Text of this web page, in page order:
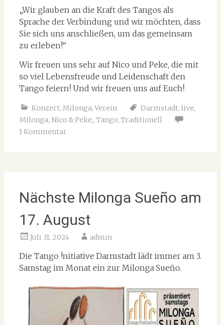
„Wir glauben an die Kraft des Tangos als
Sprache der Verbindung und wir möchten, dass
Sie sich uns anschließen, um das gemeinsam
zu erleben!“
Wir freuen uns sehr auf Nico und Peke, die mit
so viel Lebensfreude und Leidenschaft den
Tango feiern! Und wir freuen uns auf Euch!
Konzert, Milonga, Verein Darmstadt, live,
Milonga, Nico & Peke;, Tango, Traditionell
1 Kommentar
Nächste Milonga Sueño am
17. August
Juli 31, 2024 admin
Die Tango !nitiative Darmstadt lädt immer am 3.
Samstag im Monat ein zur Milonga Sueño.